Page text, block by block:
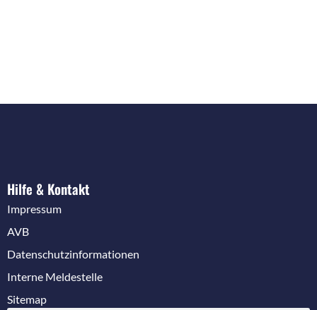
Hilfe & Kontakt
Impressum
AVB
Datenschutzinformationen
Interne Meldestelle
Sitemap